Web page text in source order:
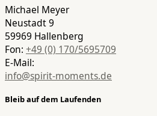
Michael Meyer
Neustadt 9
59969 Hallenberg
Fon: +49 (0) 170/5695709
E-Mail:
info@spirit-moments.de
Bleib auf dem Laufenden